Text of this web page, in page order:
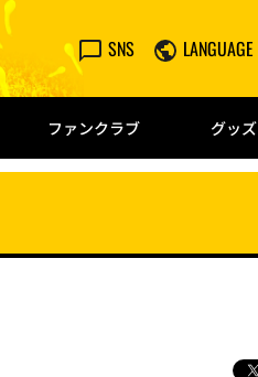
SNS LANGUAGE
ファンクラブ グッズ